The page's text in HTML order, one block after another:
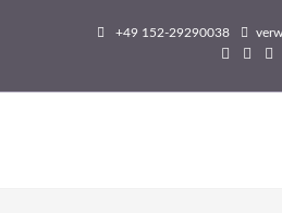
+49 152-29290038